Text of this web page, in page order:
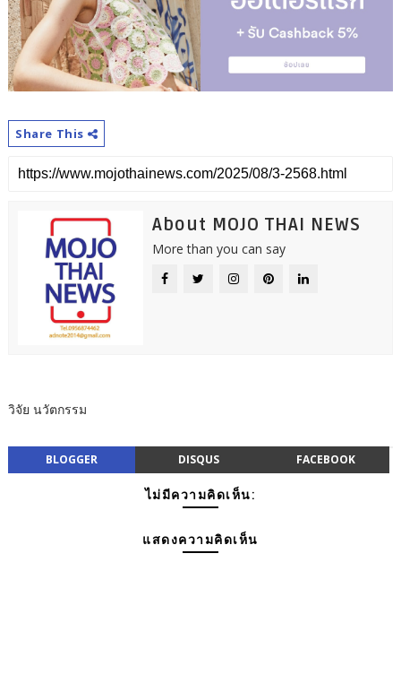
Share This
About MOJO THAI NEWS
More than you can say
วิจัย นวัตกรรม
BLOGGER DISQUS FACEBOOK
ไม่มีความคิดเห็น:
แสดงความคิดเห็น